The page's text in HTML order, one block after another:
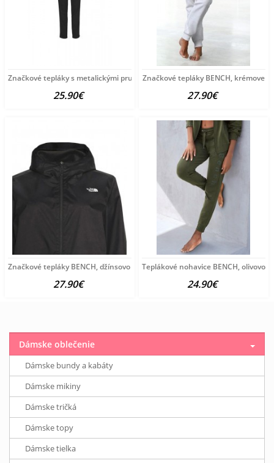
Značkové tepláky s metalickými pruhmi BENCH, čierne
25.90€
Značkové tepláky BENCH, krémove
27.90€
Značkové tepláky BENCH, džínsovo modré
27.90€
Teplákové nohavice BENCH, olivovo
24.90€
Dámske oblečenie
Dámske bundy a kabáty
Dámske mikiny
Dámske tričká
Dámske topy
Dámske tielka